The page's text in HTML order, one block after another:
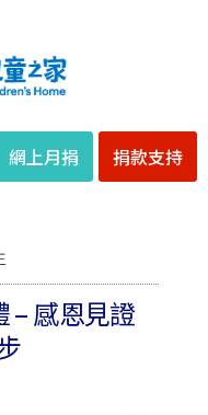
網上月捐 捐款支持
– 感恩見證